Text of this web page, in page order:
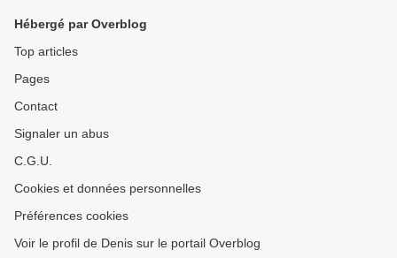
Hébergé par Overblog
Top articles
Pages
Contact
Signaler un abus
C.G.U.
Cookies et données personnelles
Préférences cookies
Voir le profil de Denis sur le portail Overblog